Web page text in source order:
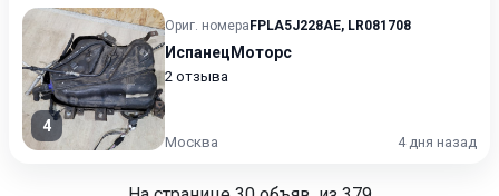
4
Ориг. номера FPLA5J228AE, LR081708
ИспанецМоторс
2 отзыва
Москва 4 дня назад